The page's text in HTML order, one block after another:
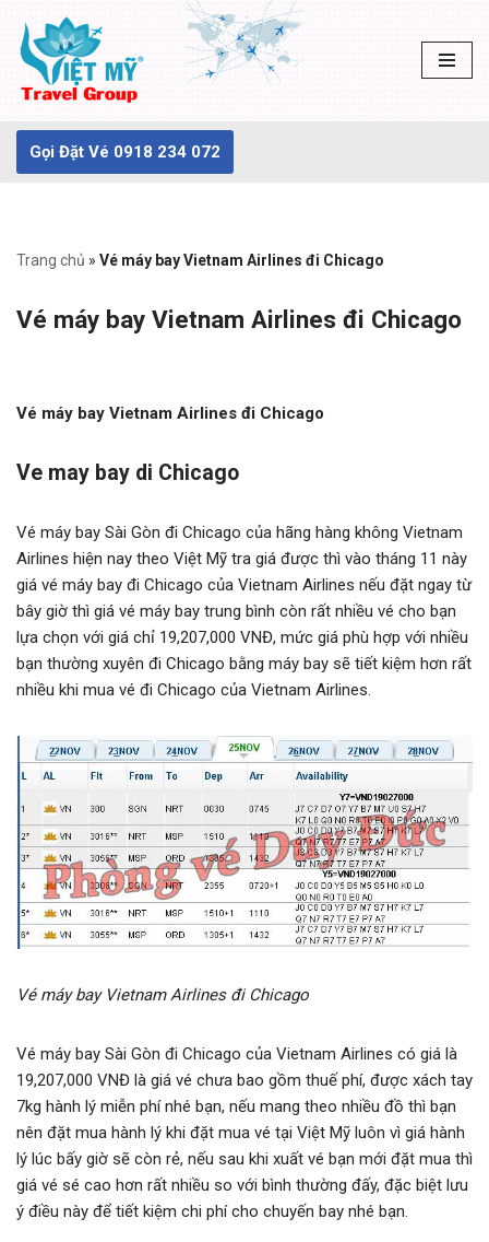
Chuyển
tới
dung
Gọi Đặt Vé 0918 234 072
Trang chủ » Vé máy bay Vietnam Airlines đi Chicago
Vé máy bay Vietnam Airlines đi Chicago
Vé máy bay Vietnam Airlines đi Chicago
Ve may bay di Chicago
Vé máy bay Sài Gòn đi Chicago của hãng hàng không Vietnam
Airlines hiện nay theo Việt Mỹ tra giá được thì vào tháng 11 này
giá vé máy bay đi Chicago của Vietnam Airlines nếu đặt ngay từ
bây giờ thì giá vé máy bay trung bình còn rất nhiều vé cho bạn
lựa chọn với giá chỉ 19,207,000 VNĐ, mức giá phù hợp với nhiều
bạn thường xuyên đi Chicago bằng máy bay sẽ tiết kiệm hơn rất
nhiều khi mua vé đi Chicago của Vietnam Airlines.
Vé máy bay Vietnam Airlines đi Chicago
Vé máy bay Sài Gòn đi Chicago của Vietnam Airlines có giá là
19,207,000 VNĐ là giá vé chưa bao gồm thuế phí, được xách tay
7kg hành lý miễn phí nhé bạn, nếu mang theo nhiều đồ thì bạn
nên đặt mua hành lý khi đặt mua vé tại Việt Mỹ luôn vì giá hành
lý lúc bấy giờ sẽ còn rẻ, nếu sau khi xuất vé bạn mới đặt mua thì
giá vé sé cao hơn rất nhiều so với bình thường đấy, đặc biệt lưu
ý điều này để tiết kiệm chi phí cho chuyến bay nhé bạn.